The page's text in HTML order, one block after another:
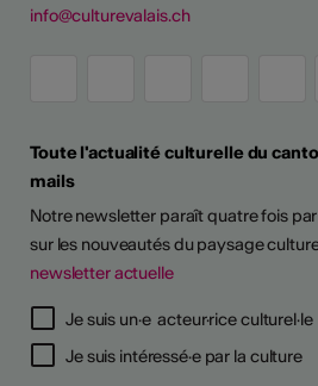
D'ARTISTES
info@culturevalais.ch
Toute l'actualité culturelle du
mails
Notre newsletter paraît quatre fois
sur les nouveautés du paysage
newsletter actuelle
Je suis un·e acteur·rice culturel·le
Je suis intéressé·e par la culture